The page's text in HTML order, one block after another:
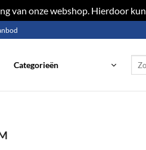
van onze webshop. Hierdoor
Categorieën